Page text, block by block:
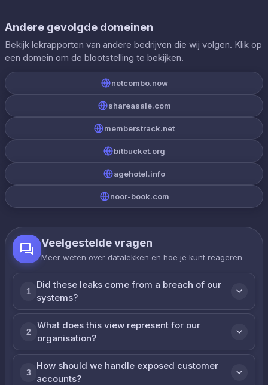
Andere gevolgde domeinen
Bekijk lekrapporten van andere bedrijven die wij volgen. Klik op
een domein om de blootstelling te bekijken.
netcombo.now
shareasale.com
memberstrack.net
bitbucket.org
agehotel.info
noor-book.com
Veelgestelde vragen
Meer weten over datalekken en hoe je kunt reageren
1
Did these leaks come from a breach of our
systems?
2
What does this view represent for our
organisation?
3
How should we handle exposed customer
accounts?